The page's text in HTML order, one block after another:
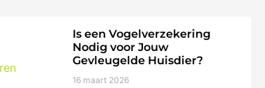
Is een Vogelverzekering
Nodig voor Jouw
Gevleugelde Huisdier?
16 maart 2026